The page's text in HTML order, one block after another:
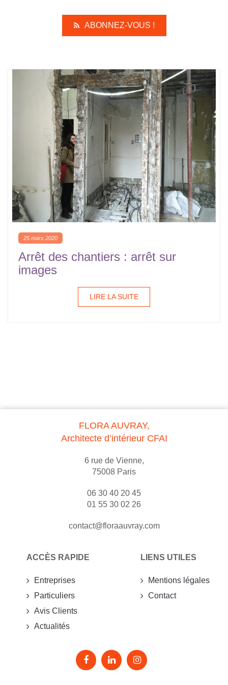
ABONNEZ-VOUS !
25 mars 2020
Arrêt des chantiers : arrêt sur
images
LIRE LA SUITE
FLORA AUVRAY,
Architecte d’intérieur CFAI
6 rue de Vienne,
75008 Paris
06 30 40 20 45
01 55 30 02 26
contact@floraauvray.com
ACCÈS RAPIDE
Entreprises
Particuliers
Avis Clients
Actualités
LIENS UTILES
Mentions légales
Contact